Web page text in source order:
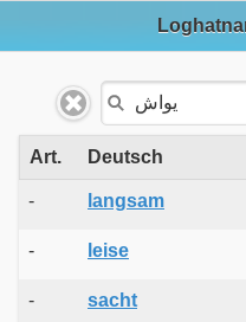
Art. Deutsch
- langsam
- leise
- sacht